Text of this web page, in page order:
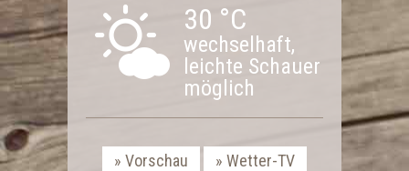
30 °C
wechselhaft,
leichte Schauer
möglich
Vorschau Wetter-TV